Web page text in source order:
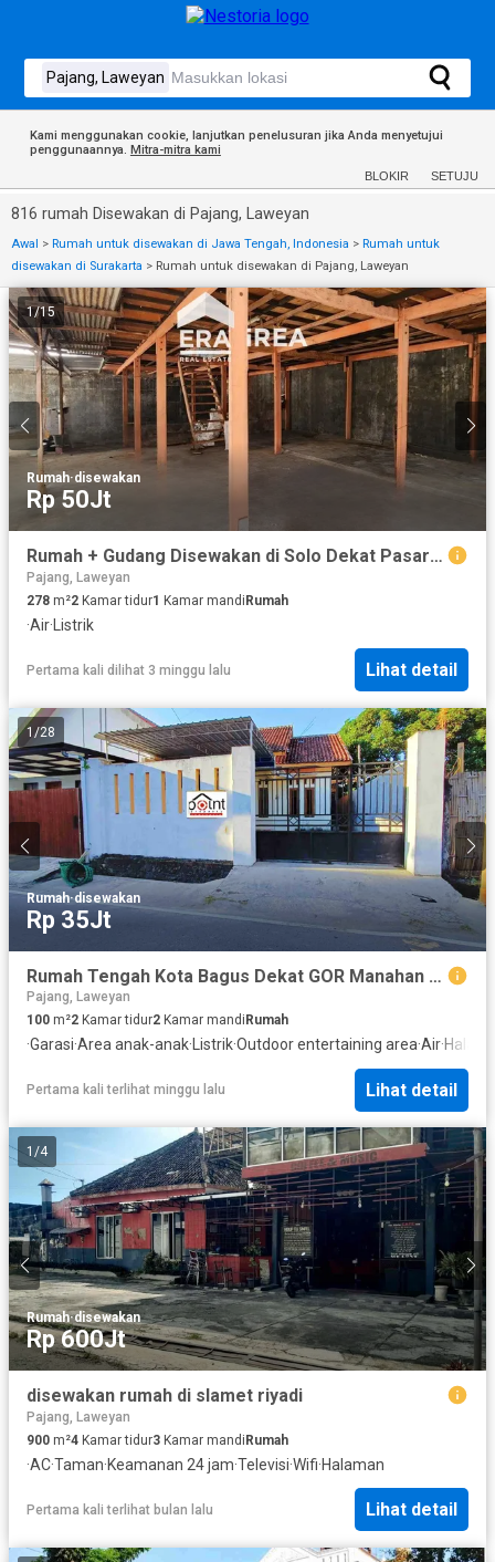
Kami menggunakan cookie, lanjutkan penelusuran jika Anda menyetujui
penggunaannya. Mitra-mitra kami
BLOKIR SETUJU
816 rumah Disewakan di Pajang, Laweyan
Awal > Rumah untuk disewakan di Jawa Tengah, Indonesia > Rumah untuk
disewakan di Surakarta > Rumah untuk disewakan di Pajang, Laweyan
1/15
Rumah·disewakan
Rp 50Jt
Rumah + Gudang Disewakan di Solo Dekat Pasar Purwosari, Stasiun Purwosari dan Solo Center Point
Pajang, Laweyan
278 m²2 Kamar tidur1 Kamar mandiRumah
·Air· Listrik
Pertama kali dilihat 3 minggu lalu Lihat detail
1 /28
Rumah·disewakan
Rp 35Jt
Rumah Tengah Kota Bagus Dekat GOR Manahan di Sumber Solo
Pajang, Laweyan
100 m²2 Kamar tidur2 Kamar mandi Rumah
·Garasi·Area anak-anak·Listrik·Outdoor entertaining area·Air·
Pertama kali terlihat minggu lalu Lihat detail
1 /4
Rumah·disewakan
Rp 600Jt
disewakan rumah di slamet riyadi
Pajang, Laweyan
900 m²4 Kamar tidur3 Kamar mandi Rumah
·AC·Taman·Keamanan 24 jam·Televisi·Wifi·Halaman
Pertama kali terlihat bulan lalu Lihat detail